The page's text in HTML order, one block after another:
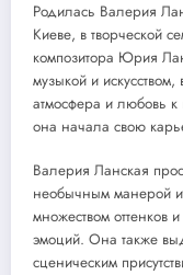
Родилась Валерия
Киеве, в творческой
композитора Юрия
музыкой и
атмосфера и любовь к
она начала свою
Валерия Ланская
необычным манерой
множеством оттенков
эмоций. Она также
сценическим